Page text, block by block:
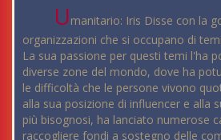
Umanitario: Iris Disse con la
organizzazioni che si occupano di
La sua passione per questi temi l'ha
diverse zone del mondo, dove ha
le difficoltà che le persone vivono
alla sua posizione di influencer e alla
più bisognosi, ha lanciato numerose
raccogliere fondi a sostegno delle